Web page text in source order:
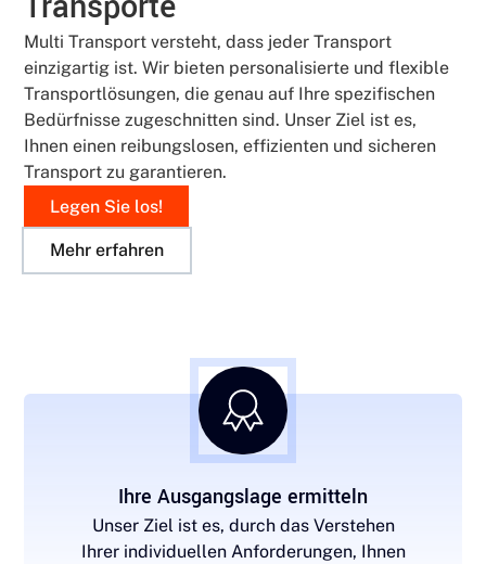
Multi Transport versteht, dass jeder Transport
einzigartig ist. Wir bieten personalisierte und flexible
Transportlösungen, die genau auf Ihre spezifischen
Bedürfnisse zugeschnitten sind. Unser Ziel ist es,
Ihnen einen reibungslosen, effizienten und sicheren
Transport zu garantieren.
Legen Sie los!
Mehr erfahren
Ihre Ausgangslage ermitteln
Unser Ziel ist es, durch das Verstehen
Ihrer individuellen Anforderungen, Ihnen